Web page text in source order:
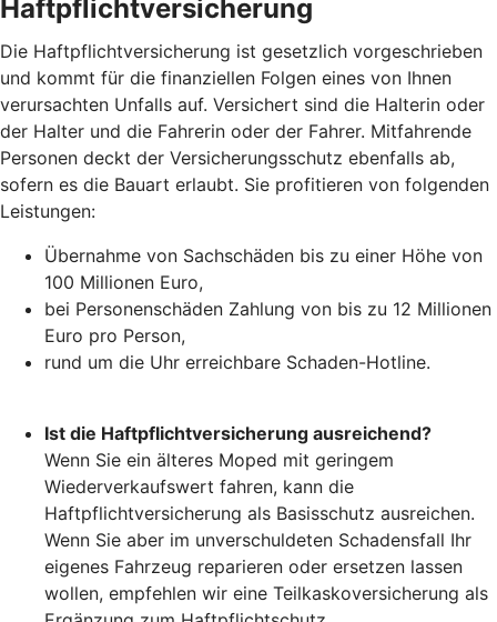
Haftpflichtversicherung
Die Haftpflichtversicherung ist gesetzlich vorgeschrieben
und kommt für die finanziellen Folgen eines von Ihnen
verursachten Unfalls auf. Versichert sind die Halterin oder
der Halter und die Fahrerin oder der Fahrer. Mitfahrende
Personen deckt der Versicherungsschutz ebenfalls ab,
sofern es die Bauart erlaubt. Sie profitieren von folgenden
Leistungen:
Übernahme von Sachschäden bis zu einer Höhe von
100 Millionen Euro,
bei Personenschäden Zahlung von bis zu 12 Millionen
Euro pro Person,
rund um die Uhr erreichbare Schaden-Hotline.
Ist die Haftpflichtversicherung ausreichend?
Wenn Sie ein älteres Moped mit geringem
Wiederverkaufswert fahren, kann die
Haftpflichtversicherung als Basisschutz ausreichen.
Wenn Sie aber im unverschuldeten Schadensfall Ihr
eigenes Fahrzeug reparieren oder ersetzen lassen
wollen, empfehlen wir eine Teilkaskoversicherung als